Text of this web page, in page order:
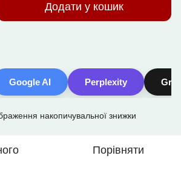
Додати у кошик
Google AI Perplexity
накопичувальної знижки
Порівняти